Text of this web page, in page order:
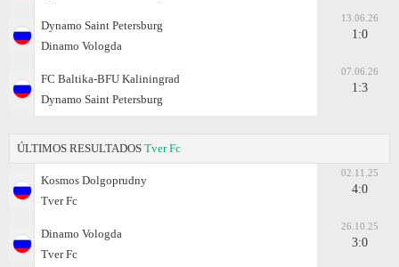
Dynamo Saint Petersburg
Dinamo Vologda
13.06.26
1:0
FC Baltika-BFU Kaliningrad
Dynamo Saint Petersburg
07.06.26
1:3
ÚLTIMOS RESULTADOS Tver Fc
Kosmos Dolgoprudny
Tver Fc
02.11.25
4:0
Dinamo Vologda
Tver Fc
26.10.25
3:0